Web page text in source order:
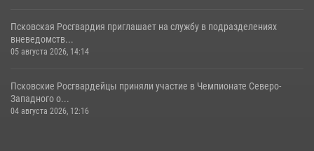
Псковская Росгвардия приглашает на службу в подразделениях
вневедомств...
05 августа 2026, 14:14
Псковские Росгвардейцы приняли участие в Чемпионате Северо-
Западного о...
04 августа 2026, 12:16